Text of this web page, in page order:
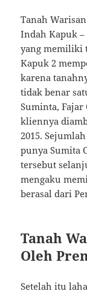
Tanah
Indah Kapuk
yang memiliki
Kapuk 2
karena
tidak benar
Suminta, Fajar
kliennya
2015.
punya Sumita
tersebut
mengaku
berasal dari
Tanah
Oleh
Setelah itu